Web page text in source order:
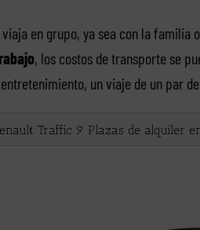
en grupo, ya sea con la familia
, los costos de transporte se
un viaje de un par